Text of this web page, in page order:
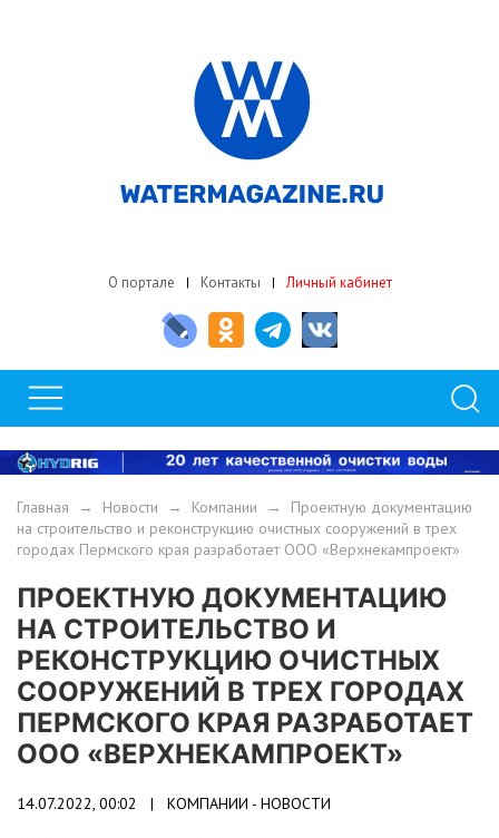
О портале Контакты Личный кабинет
Главная → Новости → Компании → Проектную документацию
на строительство и реконструкцию очистных сооружений в трех
городах Пермского края разработает ООО «Верхнекампроект»
ПРОЕКТНУЮ ДОКУМЕНТАЦИЮ
НА СТРОИТЕЛЬСТВО И
РЕКОНСТРУКЦИЮ ОЧИСТНЫХ
СООРУЖЕНИЙ В ТРЕХ ГОРОДАХ
ПЕРМСКОГО КРАЯ РАЗРАБОТАЕТ
ООО «ВЕРХНЕКАМПРОЕКТ»
14.07.2022, 00:02 | КОМПАНИИ - НОВОСТИ